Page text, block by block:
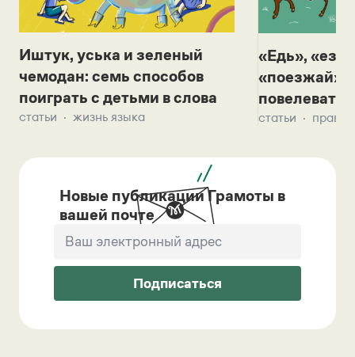
Иштук, уська и зеленый
чемодан: семь способов
поиграть с детьми в слова
статьи жизнь языка
«Едь»,
«поезжай»?
повелевать
статьи
Новые публикации Грамоты в
вашей почте
Подписаться